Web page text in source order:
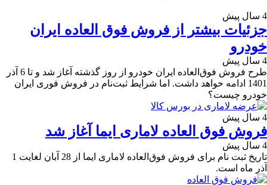
4 سال پیش
جزئیات بیشتر از فروش فوق العاده ایران
خودرو
4 سال پیش
طرح فروش فوق‌العاده ایران خودرو از روز گذشته آغاز شد و تا 6 آذر
1401 ادامه خواهد داشت. اما شرایط ثبت‌نام در فروش فوری ایران
خودرو چیست؟
4 سال پیش
فروش فوق العاده لاماری ایما آغاز شد
4 سال پیش
تاریخ ثبت نام برای فروش فوق‌العاده لاماری ایما از 28 آبان لغایت 1
آذر ماه است.